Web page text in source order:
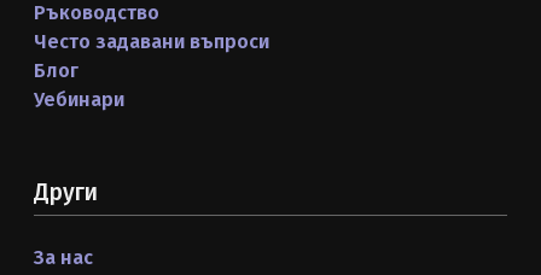
Ръководство
Често задавани въпроси
Блог
Уебинари
Други
За нас